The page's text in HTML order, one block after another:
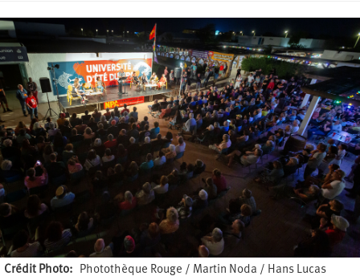
Crédit Photo Photothèque Rouge / Martin Noda / Hans Lucas